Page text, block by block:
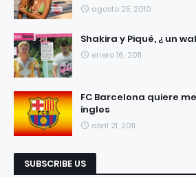
agosto 25, 2010
Shakira y Piqué, ¿ un
enero 16, 2011
FC Barcelona quiere
ingles
abril 21, 2011
SUBSCRIBE US